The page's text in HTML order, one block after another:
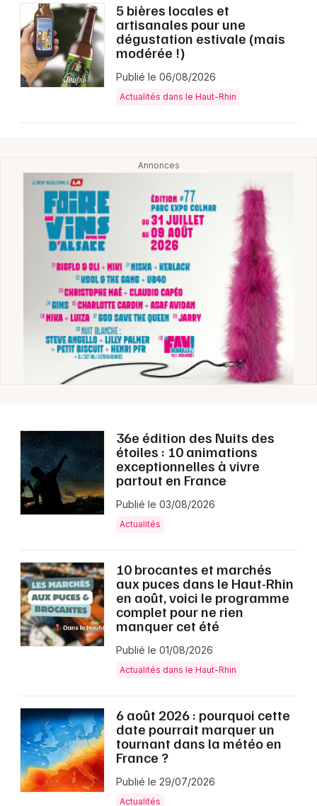
5 bières locales et
artisanales pour une
dégustation estivale (mais
modérée !)
Publié le 06/08/2026
Actualités dans le Haut-Rhin
36e édition des Nuits des
étoiles : 10 animations
exceptionnelles à vivre
partout en France
Publié le 03/08/2026
Actualités
10 brocantes et marchés
aux puces dans le Haut-Rhin
en août, voici le programme
complet pour ne rien
manquer cet été
Publié le 01/08/2026
Actualités dans le Haut-Rhin
6 août 2026 : pourquoi cette
date pourrait marquer un
tournant dans la météo en
France ?
Publié le 29/07/2026
Actualités